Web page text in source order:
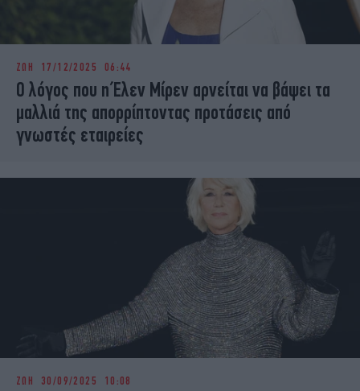
ΖΩΗ 17/12/2025 06:44
Ο λόγος που η Έλεν Μίρεν αρνείται να βάψει τα
μαλλιά της απορρίπτοντας προτάσεις από
γνωστές εταιρείες
ΖΩΗ 30/09/2025 10:08